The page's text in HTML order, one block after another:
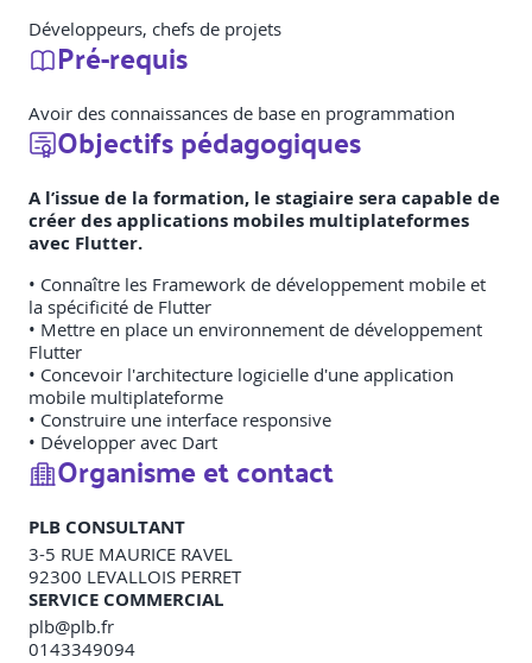
Développeurs, chefs de projets
Pré-requis
Avoir des connaissances de base en programmation
Objectifs pédagogiques
A l’issue de la formation, le stagiaire sera capable de
créer des applications mobiles multiplateformes
avec Flutter.
• Connaître les Framework de développement mobile et
la spécificité de Flutter
• Mettre en place un environnement de développement
Flutter
• Concevoir l'architecture logicielle d'une application
mobile multiplateforme
• Construire une interface responsive
• Développer avec Dart
Organisme et contact
PLB CONSULTANT
3-5 RUE MAURICE RAVEL
92300 LEVALLOIS PERRET
SERVICE COMMERCIAL
plb@plb.fr
0143349094